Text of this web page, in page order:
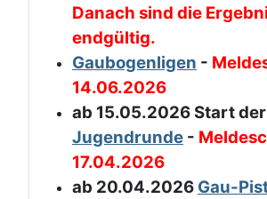
Danach sind die
endgültig.
Gaubogenligen -
14.06.2026
ab 15.05.2026 Start der
Jugendrunde -
17.04.2026
ab 20.04.2026 Gau-